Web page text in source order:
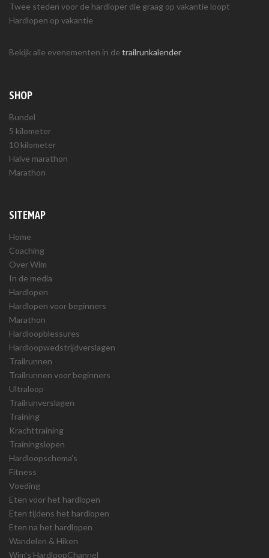
Twee steden voor de hardloper die graag op vakantie loopt
Hardlopen op vakantie
Bekijk alle evenementen in de trailrunkalender
SHOP
Bundel
5 kilometer
10 kilometer
Halve marathon
Marathon
SITEMAP
Home
Coaching
Over Wim
In de media
Hardlopen
Hardlopen voor beginners
Marathon
Hardloopblessures
Hardloopwedstrijdverslagen
Trailrunnen
Trailrunnen voor beginners
Ultraloop
Trailrunverslagen
Training
Krachttraining
Trainingslopen
Hardloopschema’s
Fitness
Voeding
Eten voor het hardlopen
Eten tijdens het hardlopen
Eten na het hardlopen
Wandelen & Hiken
Wim’s HardloopChannel